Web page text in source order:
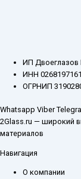
ИП Двоеглазов
ИНН
ОГРНИП
Whatsapp Viber
2Glass.ru — широкий
материалов
Навигация
О компании